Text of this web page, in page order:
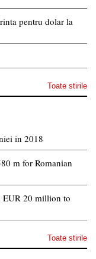
pentru dolar la
Toate stirile
in 2018
m for Romanian
EUR 20 million to
Toate stirile